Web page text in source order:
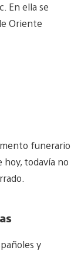
En ella se
Oriente
funerario
hoy, todavía no
y